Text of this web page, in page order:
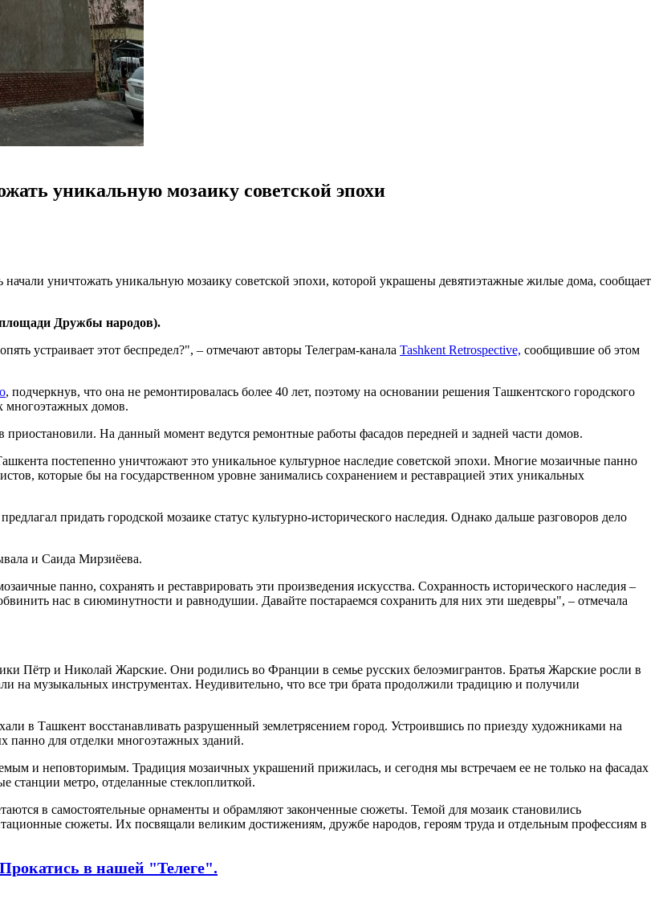
уникальную мозаику советской эпохи
уничтожать уникальную мозаику советской эпохи, которой украшены девятиэтажные жилые дома, сообщает
площади Дружбы народов).
устраивает этот беспредел?", – отмечают авторы Телеграм-канала Tashkent Retrospective, сообщившие об этом
, подчеркнув, что она не ремонтировалась более 40 лет, поэтому на основании решения Ташкентского городского
многоэтажных домов.
приостановили. На данный момент ведутся ремонтные работы фасадов передней и задней части домов.
постепенно уничтожают это уникальное культурное наследие советской эпохи. Многие мозаичные панно
которые бы на государственном уровне занимались сохранением и реставрацией этих уникальных
придать городской мозаике статус культурно-исторического наследия. Однако дальше разговоров дело
и Саида Мирзиёева.
панно, сохранять и реставрировать эти произведения искусства. Сохранность исторического наследия –
нас в сиюминутности и равнодушии. Давайте постараемся сохранить для них эти шедевры", – отмечала
Пётр и Николай Жарские. Они родились во Франции в семье русских белоэмигрантов. Братья Жарские росли в
на музыкальных инструментах. Неудивительно, что все три брата продолжили традицию и получили
в Ташкент восстанавливать разрушенный землетрясением город. Устроившись по приезду художниками на
панно для отделки многоэтажных зданий.
и неповторимым. Традиция мозаичных украшений прижилась, и сегодня мы встречаем ее не только на фасадах
станции метро, отделанные стеклоплиткой.
в самостоятельные орнаменты и обрамляют законченные сюжеты. Темой для мозаик становились
сюжеты. Их посвящали великим достижениям, дружбе народов, героям труда и отдельным профессиям в
в нашей "Телеге".